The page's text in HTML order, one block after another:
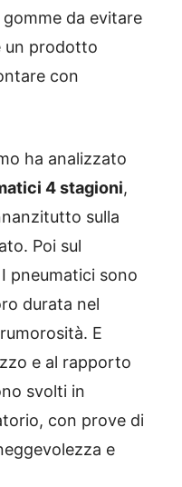
da evitare
un prodotto
con
ha analizzato
4 stagioni,
sulla
Poi sul
pneumatici sono
durata nel
E
e al rapporto
svolti in
con prove di
e